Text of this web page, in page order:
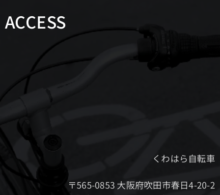
ACCESS
くわはら自転車
〒565-0853 大阪府吹田市春日4-20-2